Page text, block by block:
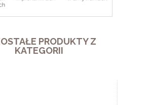
PRODUKTY Z
KATEGORII